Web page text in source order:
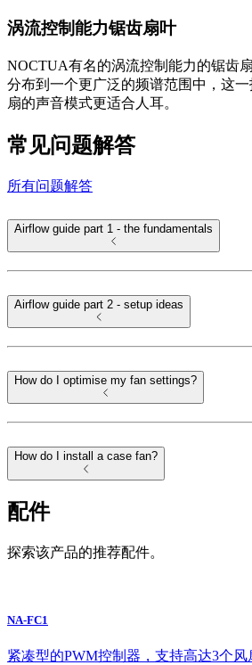
涡流控制能力锯齿扇叶
NOCTUA有名的涡流控制能力的锯齿
分布到一个更广泛的频谱范围中，这一
扇的声音模式更适合人耳。
常见问题解答
所有问题解答
Airflow guide part 1 - the fundamentals
Airflow guide part 2 - setup ideas
How do I optimise my fan settings?
How do I install a case fan?
配件
探索该产品的推荐配件。
NA-FC1
紧凑型的PWM控制器，支持高达3个